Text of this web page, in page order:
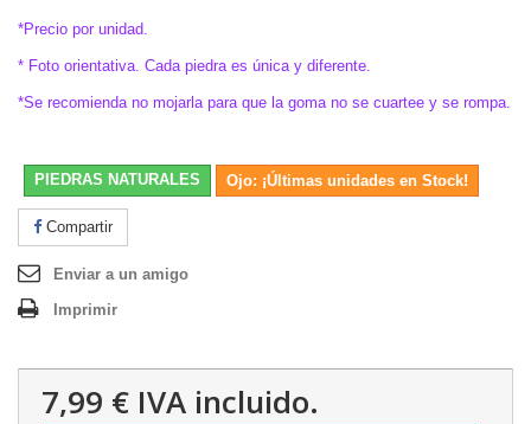
*Precio por unidad.
* Foto orientativa. Cada piedra es única y diferente.
*Se recomienda no mojarla para que la goma no se cuartee y se rompa.
PIEDRAS NATURALES Ojo: ¡Últimas unidades en Stock!
Compartir
Enviar a un amigo
Imprimir
7,99 € IVA incluido.